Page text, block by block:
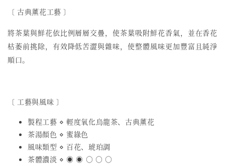
〔 古典薰花工藝 〕
將茶葉與鮮花依比例層層交疊，使茶葉吸附鮮花香氣，並在香花
枯萎前挑除，有效降低苦澀與雜味，使整體風味更加豐富且純淨
順口。
〔 工藝與風味 〕
製程工藝 ⋄ 輕度氧化烏龍茶、古典薰花
茶湯顏色 ⋄ 蜜綠色
風味類型 ⋄ 百花、琥珀調
茶體濃淡 ⋄ ◉ ◉ ○ ○ ○